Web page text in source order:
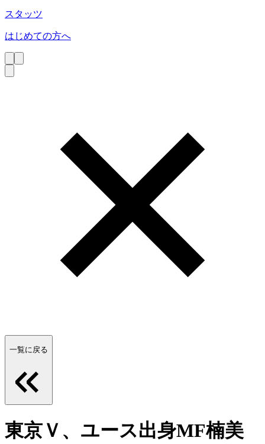
スタッツ
はじめての方へ
一覧に戻る
東京Ｖ、ユース出身MF楠美